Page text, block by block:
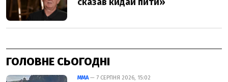
ГОЛОВНЕ СЬОГОДНІ
ММА— 7 СЕРПНЯ 2026, 15:02